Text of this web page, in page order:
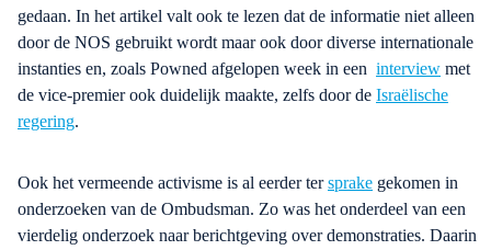
gedaan. In het artikel valt ook te lezen dat de informatie niet alleen
door de NOS gebruikt wordt maar ook door diverse internationale
instanties en, zoals Powned afgelopen week in een interview met
de vice-premierook duidelijk maakte, zelfs door de Israëlische
regering.
Ook het vermeende activisme is al eerder tersprake gekomen in
onderzoeken van de Ombudsman. Zo was het onderdeel van een
vierdelig onderzoek naar berichtgeving over demonstraties. Daarin